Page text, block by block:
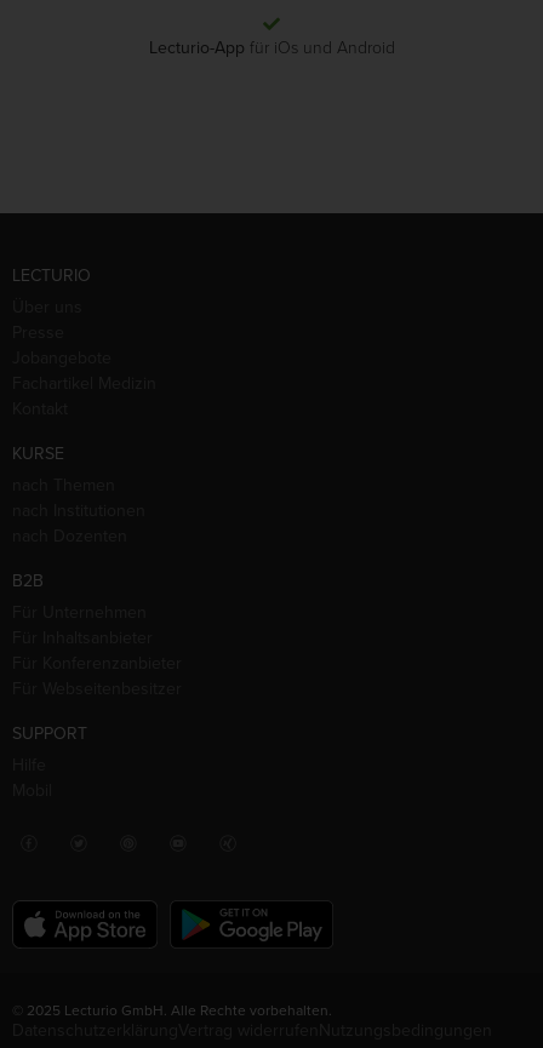
Lecturio-App für iOs und Android
LECTURIO
KURSE
B2B
SUPPORT
© 2025 Lecturio GmbH. Alle Rechte vorbehalten.